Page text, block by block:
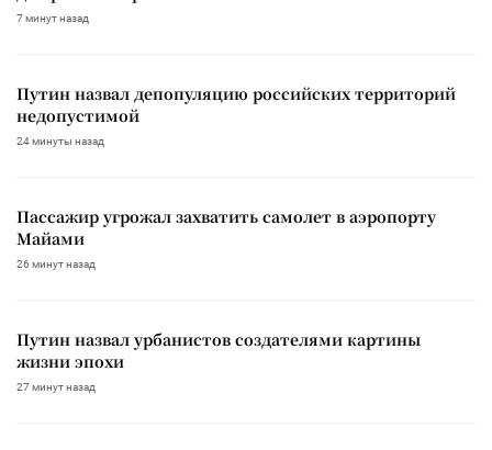
7 минут назад
Путин назвал депопуляцию российских территорий
недопустимой
24 минуты назад
Пассажир угрожал захватить самолет в аэропорту
Майами
26 минут назад
Путин назвал урбанистов создателями картины
жизни эпохи
27 минут назад